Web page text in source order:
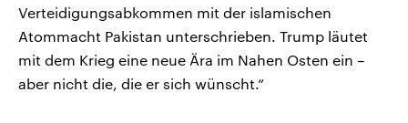
Verteidigungsabkommen mit der islamischen
Atommacht Pakistan unterschrieben. Trump läutet
mit dem Krieg eine neue Ära im Nahen Osten ein –
aber nicht die, die er sich wünscht.“